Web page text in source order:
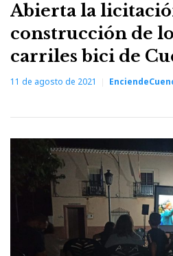
Abierta la
construcción de
carriles bici de
11 de agosto de 2021